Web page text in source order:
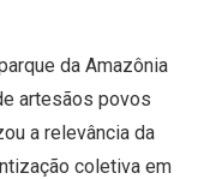
da Amazônia
artesãos povos
a relevância da
coletiva em